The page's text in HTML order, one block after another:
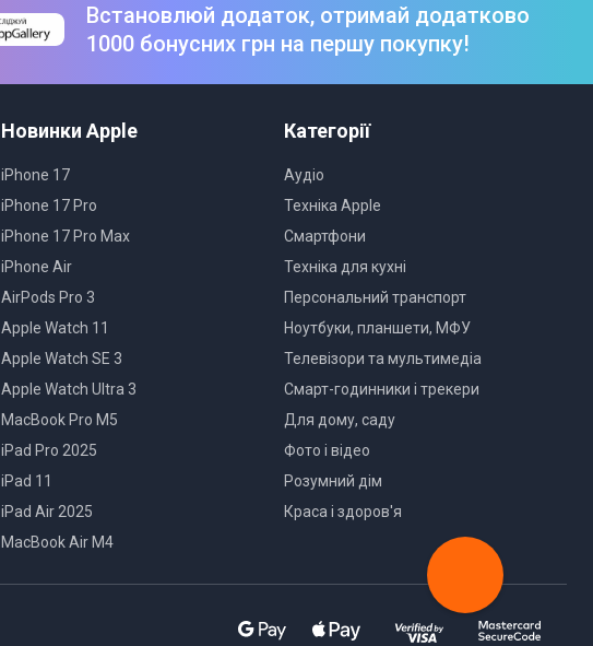
Встановлюй додаток, отримай додатково
1000 бонусних грн на першу покупку!
Новинки Apple
iPhone 17
iPhone 17 Pro
iPhone 17 Pro Max
iPhone Air
AirPods Pro 3
Apple Watch 11
Apple Watch SE 3
Apple Watch Ultra 3
MacBook Pro M5
iPad Pro 2025
iPad 11
iPad Air 2025
MacBook Air M4
Категорії
Аудіо
Техніка Apple
Смартфони
Техніка для кухні
Персональний транспорт
Ноутбуки, планшети, МФУ
Телевізори та мультимедіа
Смарт-годинники і трекери
Для дому, саду
Фото і відео
Розумний дім
Краса і здоров'я